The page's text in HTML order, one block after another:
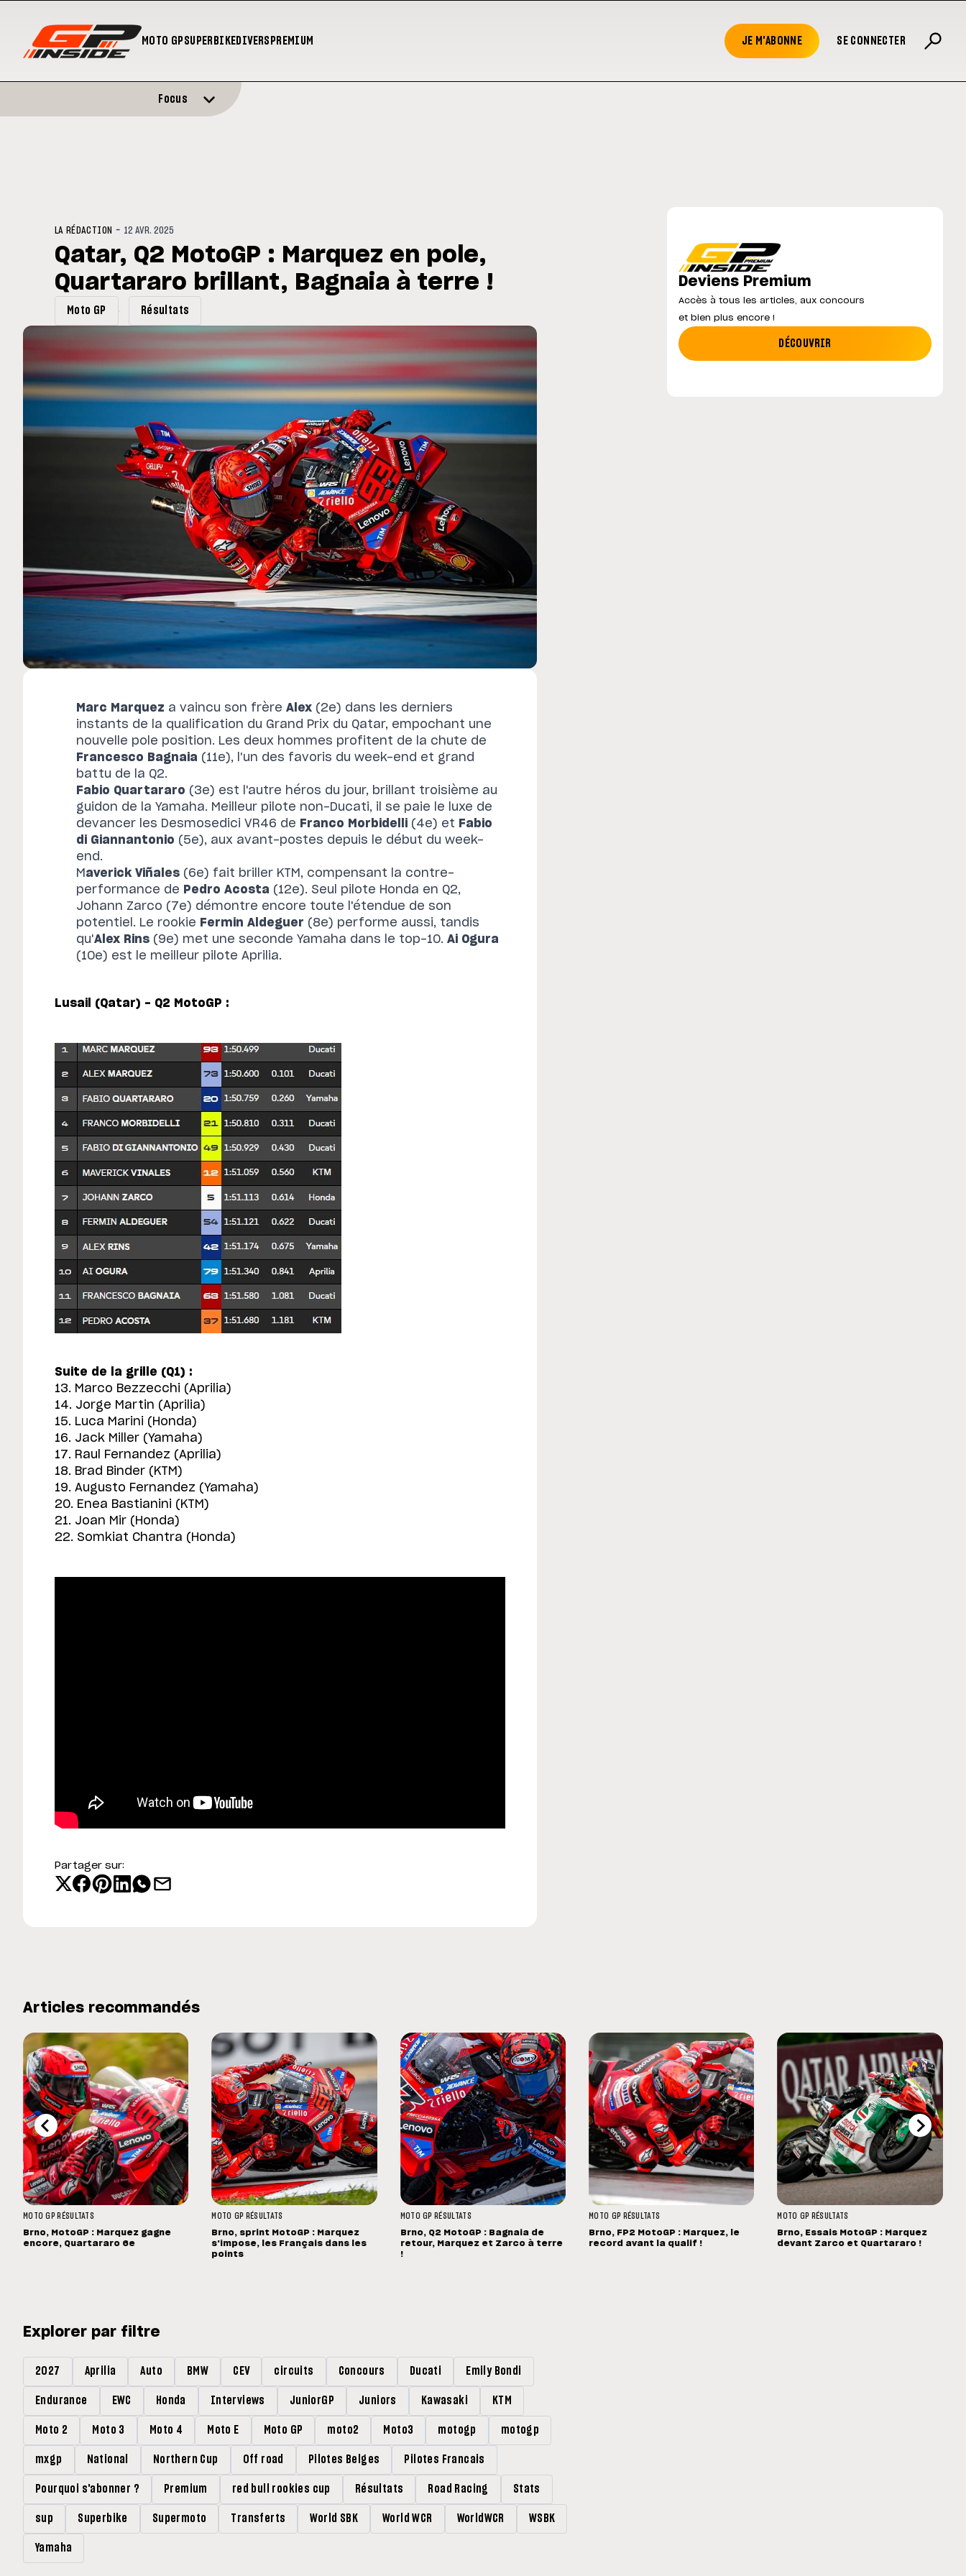
MOTO GPSUPERBIKEDIVERS PREMIUM JE M'ABONNE SE CONNECTER
MOTO GP
Grande-Bretagne
Zarco évite l'opération et vise un retour en
MotoGP : les cinq constructeurs signent un
Focus
LA RÉDACTION - 12 AVR. 2025
Qatar, Q2 MotoGP : Marquez en pole,
Quartararo brillant, Bagnaia à terre !
Moto GP Résultats
Marc Marquez a vaincu son frèreAlex (2e) dans les derniers
instants de la qualification du Grand Prix du Qatar, empochant une
nouvelle pole position. Les deux hommes profitent de la chute de
Francesco Bagnaia (11e), l'un des favoris du week-end et grand
battu de la Q2.
Fabio Quartararo (3e) est l'autre héros du jour, brillant troisième au
guidon de la Yamaha. Meilleur pilote non-Ducati, il se paie le luxe de
devancer les Desmosedici VR46 de
Franco Morbidelli (4e) et
Fabio
di Giannantonio (5e), aux avant-postes depuis le début du week-
end.
M averick Viñales (6e) fait briller KTM, compensant la contre-
performance de
Pedro Acosta (12e). Seul pilote Honda en Q2,
Johann Zarco (7e) démontre encore toute l'étendue de son
potentiel. Le rookie
Fermin Aldeguer (8e) performe aussi, tandis
qu'Alex Rins (9e) met une seconde Yamaha dans le top-10.Ai Ogura
(10e) est le meilleur pilote Aprilia.
Lusail (Qatar) - Q2 MotoGP :
Suite de la grille (Q1) :
13. Marco Bezzecchi (Aprilia)
14. Jorge Martin (Aprilia)
15. Luca Marini (Honda)
16. Jack Miller (Yamaha)
17. Raul Fernandez (Aprilia)
18. Brad Binder (KTM)
19. Augusto Fernandez (Yamaha)
20. Enea Bastianini (KTM)
21. Joan Mir (Honda)
22. Somkiat Chantra (Honda)
Partager sur:
Deviens Premium
Accès à tous les articles, aux concours
et bien plus encore !
DÉCOUVRIR
Articles recommandés
MOTO GP RÉSULTATS
Brno, MotoGP : Marquez gagne
encore, Quartararo 6e
MOTO GP RÉSULTATS
Brno, sprint MotoGP : Marquez
s'impose, les Français dans les
points
MOTO GP RÉSULTATS
Brno, Q2 MotoGP : Bagnaia de
retour, Marquez et Zarco à terre
!
MOTO GP RÉSULTATS
Brno, FP2 MotoGP : Marquez, le
record avant la qualif !
MOTO GP RÉSULTATS
Brno, Essais MotoGP : Marquez
devant Zarco et Quartararo !
Explorer par filtre
2027 Aprilia Auto BMW CEV circuits Concours Ducati Emily Bondi
Endurance EWC Honda Interviews JuniorGP Juniors Kawasaki KTM
Moto 2 Moto 3 Moto 4 Moto E Moto GP moto2 Moto3 motogp motogp
mxgp National Northern Cup Off road Pilotes Belges Pilotes Francais
Pourquoi s'abonner ? Premium red bull rookies cup Résultats Road Racing Stats
sup Superbike Supermoto Transferts World SBK World WCR WorldWCR WSBK
Yamaha